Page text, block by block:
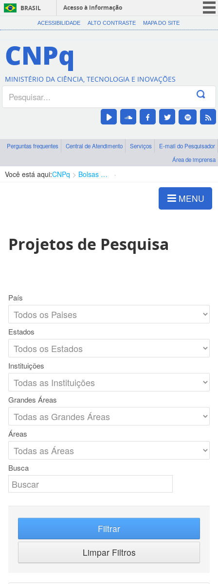
BRASIL
Acesso à informação
CORONAVÍRUS (COVID-19)
Canais
ACESSIBILIDADE ALTO CONTRASTE MAPA DO SITE
CNPq
MINISTÉRIO DA CIÊNCIA, TECNOLOGIA E INOVAÇÕES
Perguntas frequentes Central de Atendimento Serviços
E-mail do Pesquisador
Área de imprensa
Você está aqui:CNPq Bolsas e Auxílios Vigentes
MENU
Projetos de Pesquisa
País
Estados
Instituições
Grandes Áreas
Áreas
Busca
Filtrar
Limpar Filtros